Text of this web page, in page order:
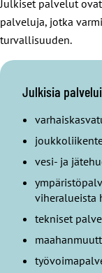
aluevaaleissa
palvelut toimivat
Julkiset palvelut
palveluja, jotka
turvallisuuden.
Julkisia
vesi- ja
viheralueista
tekniset